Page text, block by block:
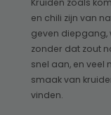
Kruiden zoals
en chili zijn van
geven
zonder dat zout
snel aan, en veel
smaak van
vinden.